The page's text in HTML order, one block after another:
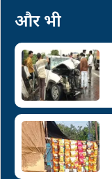
और भी